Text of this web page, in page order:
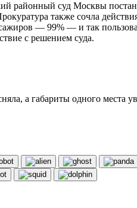
районный суд Москвы
также сочла
— 99% — и так
с решением суда.
а габариты одного места